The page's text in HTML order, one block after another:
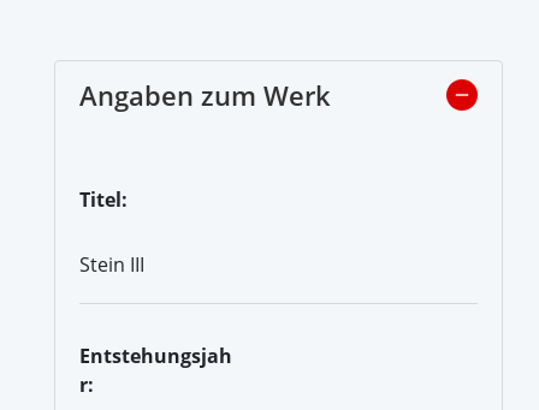
Angaben zum Werk
Titel:
Stein III
Entstehungsjah
r: